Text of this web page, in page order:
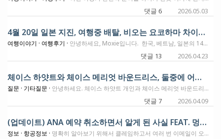
댓글 6 2026.05.03
4월 20일 일본 지진, 여행중 배탈, 비오는 요코하마 차이나타운 - 14일 여행의 마무리
여행이야기 · 여행후기 · 안녕하세요, Moxie입니다. 한국, 베트남, 일본의 14일 여행 일정의 막바지에 들었습니다. 오늘은 요코하마 하얏 리젠시 호텔에서 이 글을 작성하는데요. 이제 현지시간 내일이면 나리타공항으로 가서 ANA 일등석 타고서 시카고로 들어가게 됩니다. 이번 2주여행동안 사진 수천장을 찍어가는데, 이번에도 여행 뒷부분부터 수십편의 후기를 남겨볼까 합니다. 특히나 이번에 처음 와본 요코하마가 너무 재미있고, 숙박했던 두개의 호텔이 다 좋아서 벌써 다음번 일정의 호텔을 예약하고 가네요. 미국으로 돌아가면 각종류별러 후기를 남기겠는데, 오늘 게시글에서는 간단한 몇가지 흔적만 남기고 가도록 하겠습니다. 4월 20일 현지시간 오후 4시 50분쯤에 일본에 지진이 있었습니다. 일본의 북동쪽, 아오모리 주변의 해변가에서 Tsunami로 추정되는 지진이였는데요. 이시간에 저는 긴자 센트릭 호텔에서 저녁식사 나가려고 준비중에 있었고요. 투숙방은 1201호 코너룸이였는데, 처음에는 약간의 움직임과 삐걱거리는 소리가 나길래.. "어떤넘이 이 방문을 부수고 들어오려고 그러는거냐~~!!!"하고 자리에서 일어났습니다. 옷걸리에 걸려있던 Bath Robe 2개가 왔다 갔다... 흔들리고요. 자리에 서 있는 제가 느끼는 진동은, 비행기내에서 자리에서 일어나 화장실 갈때 흔들리는.. 그정도의 느낌이였습니다. 진동은 채 5분이 가지 않았고요. 그 후로 뉴스에서는 몇가지 속보들이 계속 나오고 있기도 했습니다. 주변에 이자카야에 갔었는데, 그곳 직원은 이번에 나온 Tsunami Warning이 "야바이!!" 라고 해서 한참을 웃었습니다. 한국에서도 이 뉴스가 전해졌는지, 저한테 문자 오시는 분들도 꽤 있었습니다. 일본에서는 자주 있는 일이라서, 일본사람들은 약 10분동안 얘기하다가 일상의 생활로 돌아가더라구요. ㅎ 이자카야에서 맛있는 식사를 하고 나왔는데, 이날 마지막에 먹었던 호르몬이 문제였는지, 우롱하이가 문제였는지... 탈이 났습니다. 조금 참아보다가 안되겠어서, 호텔 주변에 있는 약국을 찾아갔습니다. 들어가서 잘 못하는 일본어로 떠뜸떠뜸 하니까... 한국약사분께서 한국인이냐고 물어보시네요 ㅎㅎㅎ 정로환만 사러 갔다가 전체적인 증상을 얘기하니, 한방으로 만들어진 감기/몸살약을 같이 주셨습니다. 여행중에 아프면 힘든데 그래도 이 약을 먹고 조금 좋아졌네요. 도쿄에 다른 (재미있는) 호텔에서 1박을 더 하고 요코하마로 이동했습니다. 이번엔 큰 가방을 호텔에서 호텔로 부치는 서비스도 이용해봤습니다. 이것 훌륭합니다. 무조건 추천!!! 요코하마에 총 3박을 하고 가는데, 1박은 돗단배 모양을 하고 있는 인터컨 요코하마 그랜드 호텔에 있었고요. 여행 마지막 2박은 요코하마 하얏 리젠시 호텔에 있는데요. 이 두 호텔이 정말 좋습니다. 요코하마 하얏 리젠시는 제 경험으로는 긴자 센트릭보다 더 좋은것 같기도해서, 다음 일정으로 이 호텔을 또 예약했습니다. 호텔에서 300미터만 걸어가면 일본 3대 차이나타운이 있는데요. 어제 저녁에 클럽 라운지에서 만난 사람들과 밤 산책을 다녀왔습니다. (리젠시 호텔방에 커다란 우산 준비되어있습니다) 비오는 요코하마 차이나타운!!! 너무나 멋있는 모습이라서 사진을 여러장 찍어봤는데요. 그중에 분위기 있는 사진 한장 남기고 가겠습니다. 여행중에는 바쁘기도 했고, 몸도 아프기도 했어서 소식을 전하지 못했습니다. 인스타그램 보시는 분들은 나름 잘 보시고 있는것으로 알고 있습니다. 부지런히 돌아가서 이번 일정을 하나씩 풀어놓도록 하겠습니다. 감사합니다.
댓글 13 2026.04.23
체이스 하얏트와 체이스 메리엇 바운드리스, 둘중에 어느 쪽이 더 유용하게 사용을 할 수 있을까요?
질문 · 기타질문 · 안녕하세요. 체이스 하얏트 개인과 체이스 메리엇 바운드리스 개인, 둘 중에 어느 쪽이 더 유용하게 사용을 할 수 있을까요? 하얏트는 현재 30,000 포인트 + 추가 스펜딩을 통해서 30,000 포인트, 메리엇은 5만 숙박권 4장과 항공크레딧 $100로 알고 있습니다. 3인 가족이 미국, 캐나다 여기저기 두달마다 한 두번씩은 주말이나 휴일을 이용해서 잠깐이라도 다녀오는 것 같습니다. 그리고 하얏트는 스펜딩으로 30,000 포인트 받고, 추가 스펜딩을 통해서 30,000 포인트를 얻는게 괜찮은 오퍼인가요? * 아참, 호텔은 보유중인 호텔숙박권이나 포인트, 아멕스 플레티넘 FHR를 이용해서 골고루 다니고 있습니다.
댓글 7 2026.04.09
(업데이트) ANA 예약 취소하면서 알게 된 사실 FEAT. 멍청비용
정보 · 항공정보 · 명확히 알아보기 위해서 클레임하고서 여러 번 이메일이 오갔는데, 결론적으로 안된다고 합니다. ANA로부터 받은 이메일 내용입니다. This regulation applies to transportation services that fall under U.S. DOT jurisdiction, which generally involves tickets purchased in the United States or itineraries subject to U.S. consumer protection requirements. In your case, the ticket was purchased and issued through ANA’s Japan website and paid for in JPY. As such, the contract of carriage and applicable fare conditions are governed by the rules and regulations applicable in Japan, and not by U.S. DOT regulations. Accordingly, the DOT 24-hour cancellation policy does not apply to this booking. We also note the documents you have referenced. However, these provisions do not extend DOT jurisdiction to tickets issued and processed outside the United States under non-U.S. point-of-sale conditions. --------------------------------------------------------------------------------------------------------------------- 어제 밤에 아나 웹사이트에서 하네다-샌프란시스 발권을 했는데, 생각해보니 김포를 앞에 붙이는 걸 까먹었네요. 취소하고 다시 예약하려고 웹사이트에 들어가니 3,000 마일이나 3,000엔을 페널티로 공제하겠다고 나옵니다??? 분명히 예약한지 24시간 내에 취소할 경우에는 페널티가 없는 걸로 알고 있었는데 말이죠... 오늘 아나에 전화해보니 발권시 엔화로 결제한 경우에는 미국법이 아니라 일본법이 적용되고 고 일본에는 24시간 취소룰이 없다고 합니다... 허허허... 전화 끊고 웹사이트에서 3,000엔 결제하고 취소했습니다. 전화로 취소하는 경우에는 마일 차감 페널티만 옵션이니까 돈내고 취소하려면 웹사이트에서 해야한답니다. 그러고보니 예약할 때 화면이 뭔가 살짝달랐다고 느끼긴 했는데, 다시 보니 왠지 모르겠지만 로케이션 일본, 언어 설정은 영어로 되어있었네요. 금액이 적어서 다행이었지만 그래도 다른 분들은 실수하지 마시라고 올립니다. 아 그리고 스케줄 변경은 발권일 기준 1년이라고 합니다. 왕복 티켓이면 왕편 출발일로부터 1년까지 복편 스케줄 변경이 가능하지만, 편도면 발권일 기준 1년입니다.